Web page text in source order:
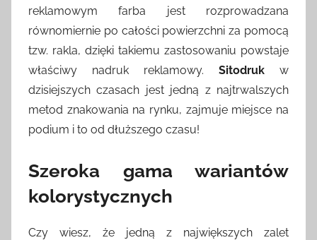
reklamowym farba jest rozprowadzana
równomiernie po całości powierzchni za pomocą
tzw. rakla, dzięki takiemu zastosowaniu powstaje
właściwy nadruk reklamowy. Sitodruk w
dzisiejszych czasach jest jedną z najtrwalszych
metod znakowania na rynku, zajmuje miejsce na
podium i to od dłuższego czasu!
Szeroka gama wariantów
kolorystycznych
Czy wiesz, że jedną z największych zalet